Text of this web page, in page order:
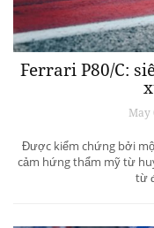
Ferrari P80/C:
May
Được kiểm chứng bởi
cảm hứng thẩm mỹ từ
từ